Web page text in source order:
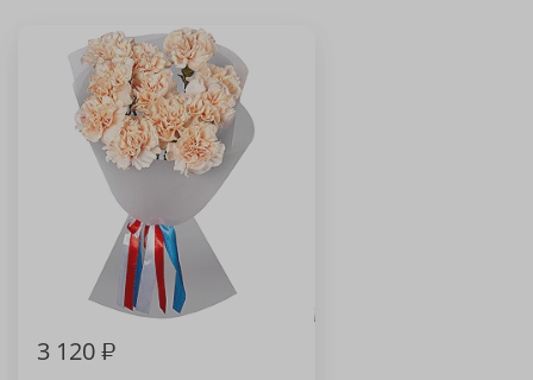
3 120₽